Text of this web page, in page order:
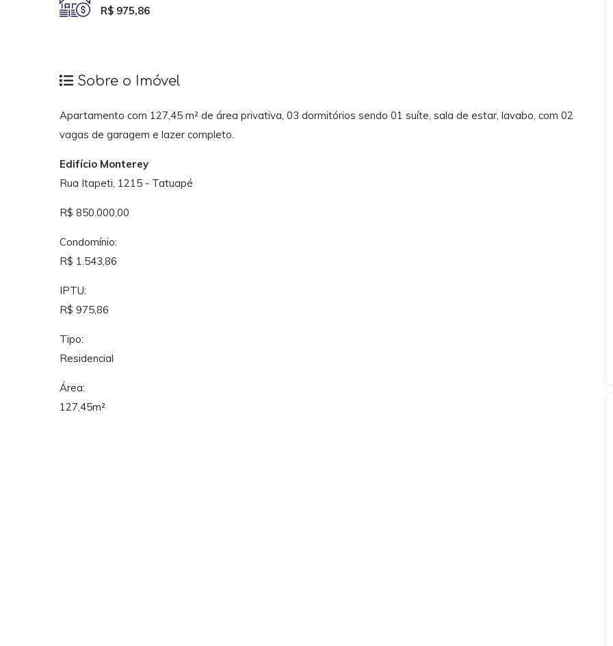
R$ 975,86
Sobre o Imóvel
Apartamento com 127,45 m² de área privativa, 03 dormitórios sendo 01 suíte, sala de estar, lavabo, com 02
vagas de garagem e lazer completo.
Edifício Monterey
Rua Itapeti, 1215 - Tatuapé
R$ 850.000,00
Condomínio:
R$ 1.543,86
IPTU:
R$ 975,86
Tipo:
Residencial
Área:
127,45m²